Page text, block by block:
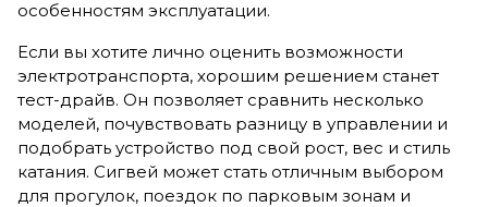
особенностям эксплуатации.
Если вы хотите лично оценить возможности
электротранспорта, хорошим решением станет
тест-драйв. Он позволяет сравнить несколько
моделей, почувствовать разницу в управлении и
подобрать устройство под свой рост, вес и стиль
катания. Сигвей может стать отличным выбором
для прогулок, поездок по парковым зонам и